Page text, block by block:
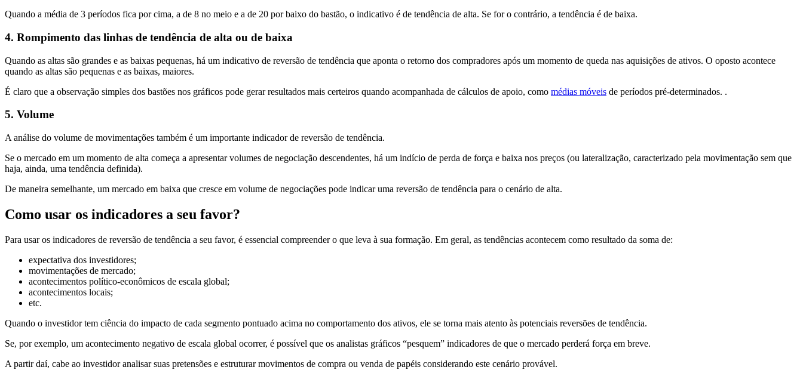
Quando a média de 3 períodos fica por cima, a de 8 no meio e a de 20 por baixo do bastão, o indicativo é de tendência de alta. Se for o contrário, a tendência é de baixa.
4. Rompimento das linhas de tendência de alta ou de baixa
Quando as altas são grandes e as baixas pequenas, há um indicativo de reversão de tendência que aponta o retorno dos compradores após um momento de queda nas aquisições de ativos. O oposto acontece
quando as altas são pequenas e as baixas, maiores.
É claro que a observação simples dos bastões nos gráficos pode gerar resultados mais certeiros quando acompanhada de cálculos de apoio, como médias móveis de períodos pré-determinados. .
5. Volume
A análise do volume de movimentações também é um importante indicador de reversão de tendência.
Se o mercado em um momento de alta começa a apresentar volumes de negociação descendentes, há um indício de perda de força e baixa nos preços (ou lateralização, caracterizado pela movimentação sem que
haja, ainda, uma tendência definida).
De maneira semelhante, um mercado em baixa que cresce em volume de negociações pode indicar uma reversão de tendência para o cenário de alta.
Como usar os indicadores a seu favor?
Para usar os indicadores de reversão de tendência a seu favor, é essencial compreender o que leva à sua formação. Em geral, as tendências acontecem como resultado da soma de:
expectativa dos investidores;
movimentações de mercado;
acontecimentos político-econômicos de escala global;
acontecimentos locais;
etc.
Quando o investidor tem ciência do impacto de cada segmento pontuado acima no comportamento dos ativos, ele se torna mais atento às potenciais reversões de tendência.
Se, por exemplo, um acontecimento negativo de escala global ocorrer, é possível que os analistas gráficos “pesquem” indicadores de que o mercado perderá força em breve.
A partir daí, cabe ao investidor analisar suas pretensões e estruturar movimentos de compra ou venda de papéis considerando este cenário provável.